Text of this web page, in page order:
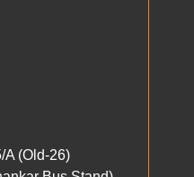
A (Old-26)